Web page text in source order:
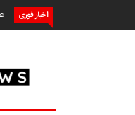
اخبار فوری